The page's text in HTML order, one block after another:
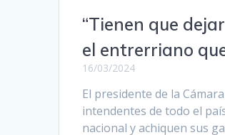
“Tienen que
el entrerriano
16/03/2024
El presidente de la
intendentes de todo el
nacional y achiquen sus